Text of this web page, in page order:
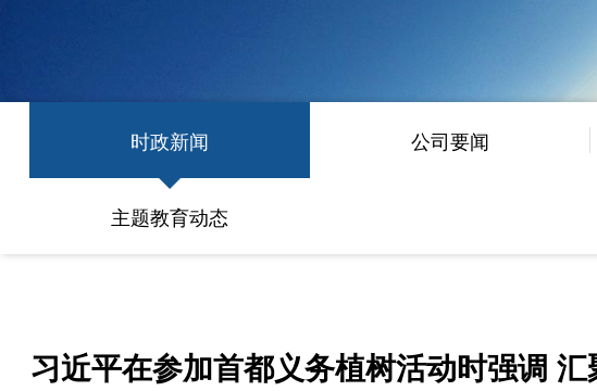
时政新闻 公司要闻
主题教育动态
习近平在参加首都义务植树活动时强调